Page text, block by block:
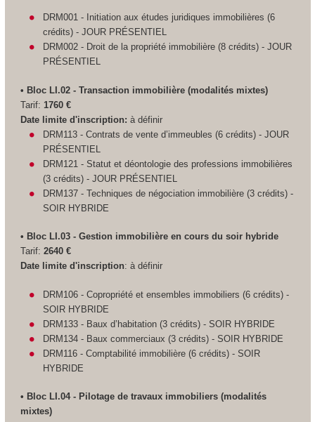
DRM001 - Initiation aux études juridiques immobilières (6
crédits) - JOUR PRÉSENTIEL
DRM002 - Droit de la propriété immobilière (8 crédits) - JOUR
PRÉSENTIEL
• Bloc LI.02 - Transaction immobilière (modalités mixtes)
Tarif: 1760 €
Date limite d'inscription: à définir
DRM113 - Contrats de vente d’immeubles (6 crédits) - JOUR
PRÉSENTIEL
DRM121 - Statut et déontologie des professions immobilières
(3 crédits) - JOUR PRÉSENTIEL
DRM137 - Techniques de négociation immobilière (3 crédits) -
SOIR HYBRIDE
• Bloc LI.03 - Gestion immobilière en cours du soir hybride
Tarif: 2640 €
Date limite d'inscription: à définir
DRM106 - Copropriété et ensembles immobiliers (6 crédits) -
SOIR HYBRIDE
DRM133 - Baux d’habitation (3 crédits) - SOIR HYBRIDE
DRM134 - Baux commerciaux (3 crédits) - SOIR HYBRIDE
DRM116 - Comptabilité immobilière (6 crédits) - SOIR
HYBRIDE
• Bloc LI.04 - Pilotage de travaux immobiliers (modalités
mixtes)